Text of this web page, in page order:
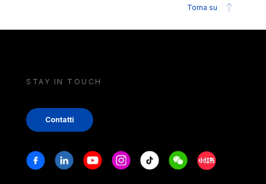
Torna su
STAY IN TOUCH
Contatti
Stay in touch
FacebookLinkedinYoutubeInstagram
Tiktok WeechatXiaohongshu/